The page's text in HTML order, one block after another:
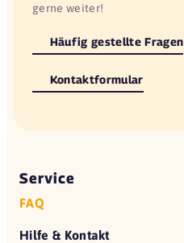
gerne weiter!
Häufig gestellte Fragen
Kontaktformular
Service
FAQ
Hilfe & Kontakt